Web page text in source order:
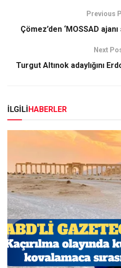
Previous
Çömez’den ‘MOSSAD ajanı
Next
Turgut Altınok adaylığını
İLGİLİ HABERLER